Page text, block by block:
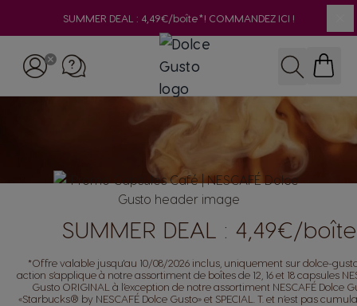
SUMMER DEAL : 4,49€/boîte*! COMMANDEZ ICI !
SUMMER DEAL : 4,49€/
*Offre valable jusqu'au 10/08/2026 inclus, uniquement sur dolce-
action s’applique à notre assortiment de boîtes de 12, 16 et 18 capsules
Gusto ORIGINAL à l’exception de notre assortiment NESCAFÉ Dolce
«Starbucks® by NESCAFÉ Dolce Gusto» et SPECIAL. T. et n’est pas